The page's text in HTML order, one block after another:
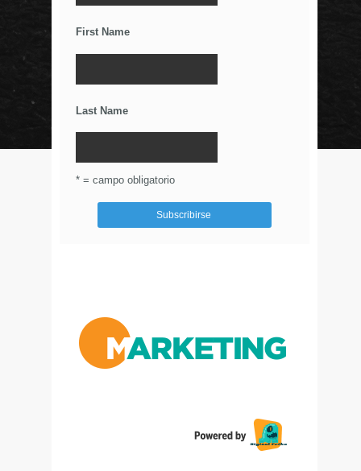
First Name
Last Name
* = campo obligatorio
Los Wearables y el IoT
© Circulo Marketing 2016. Todos los derechos
reservados.
Aviso de Privacidad